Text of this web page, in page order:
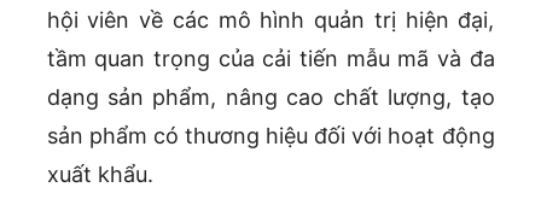
hội viên về các mô hình quản trị hiện đại,
tầm quan trọng của cải tiến mẫu mã và đa
dạng sản phẩm, nâng cao chất lượng, tạo
sản phẩm có thương hiệu đối với hoạt động
xuất khẩu.